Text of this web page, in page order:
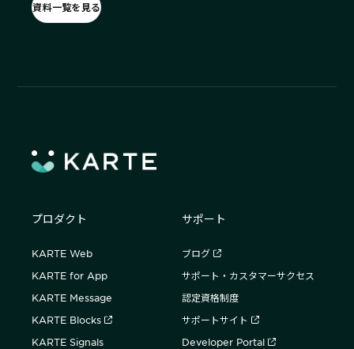
資料一覧を見る
プロダクト
KARTE Web
KARTE for App
KARTE Message
KARTE Blocks
KARTE Signals
サポート
ブログ
サポート・カスタマーサクセス
認定資格制度
サポートサイト
Developer Portal